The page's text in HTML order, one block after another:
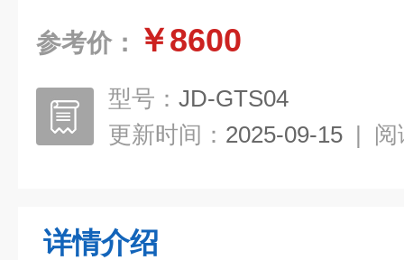
参考价： ￥8600
型号： JD-GTS04
更新时间： 2025-09-15 | 阅
详情介绍